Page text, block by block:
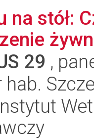
na stół:
29 ,